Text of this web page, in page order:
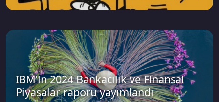
IBM’in 2024 Bankacılık ve Finansal
Piyasalar raporu yayımlandı